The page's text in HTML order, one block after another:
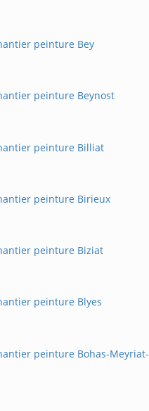
peinture Bey
peinture Beynost
peinture Billiat
peinture Birieux
peinture Biziat
peinture Blyes
peinture Bohas-Meyriat-